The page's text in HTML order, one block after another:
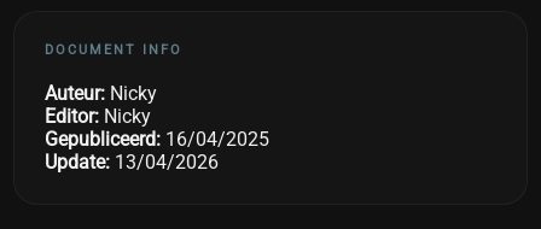
DOCUMENT INFO
Auteur: Nicky
Editor: Nicky
Gepubliceerd: 16/04/2025
Update: 13/04/2026